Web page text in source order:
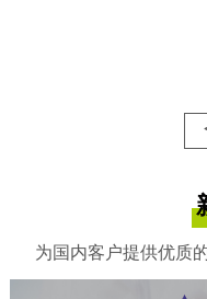
睿杰生物-凋亡/增殖检
为国内客户提供优质